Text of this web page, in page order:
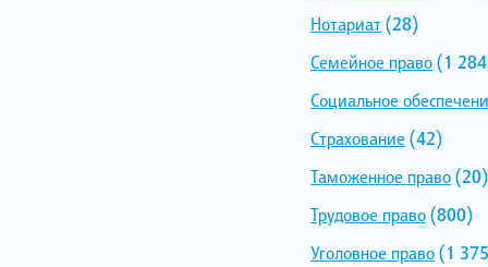
Нотариат(28)
Семейное право(1
Социальное
Страхование (42)
Таможенное право(20)
Трудовое право(800)
Уголовное право(1